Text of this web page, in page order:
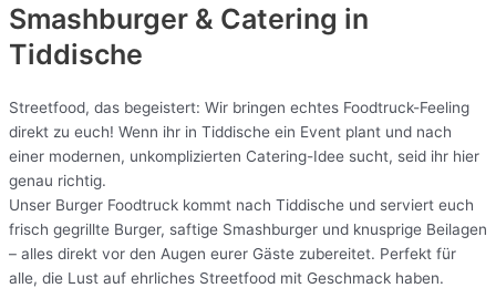
Smashburger & Catering in
Tiddische
Streetfood, das begeistert: Wir bringen echtes Foodtruck-Feeling
direkt zu euch! Wenn ihr in Tiddische ein Event plant und nach
einer modernen, unkomplizierten Catering-Idee sucht, seid ihr hier
genau richtig.
Unser Burger Foodtruck kommt nach Tiddische und serviert euch
frisch gegrillte Burger, saftige Smashburger und knusprige Beilagen
– alles direkt vor den Augen eurer Gäste zubereitet. Perfekt für
alle, die Lust auf ehrliches Streetfood mit Geschmack haben.